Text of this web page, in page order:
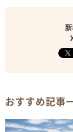
おすすめ記事